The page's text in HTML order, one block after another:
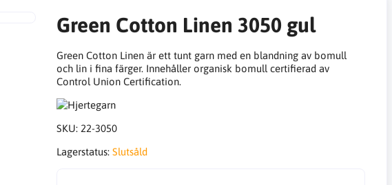
Green Cotton Linen 3050 gul
Green Cotton Linen är ett tunt garn med en blandning av bomull
och lin i fina färger. Innehåller organisk bomull certifierad av
Control Union Certification.
SKU: 22-3050
Lagerstatus: Slutsåld